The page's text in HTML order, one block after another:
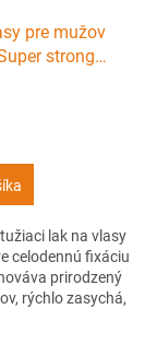
pre mužov
strong
lak na vlasy
celodennú fixáciu
prirodzený
rýchlo zasychá,